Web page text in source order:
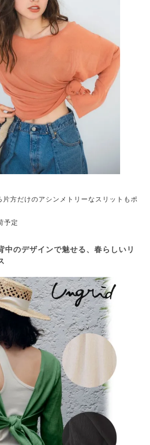
片方だけのアシンメトリーなスリットもポ
予定
中のデザインで魅せる、春らしいリ